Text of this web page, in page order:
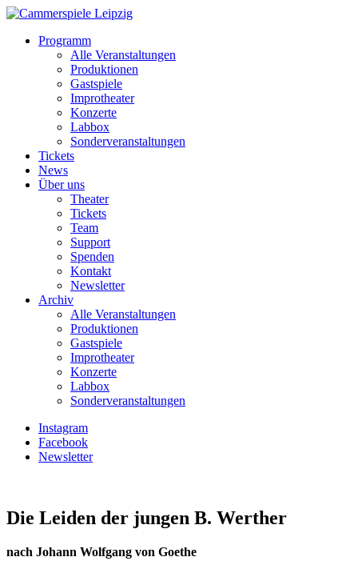
Programm
Alle Veranstaltungen
Produktionen
Gastspiele
Improtheater
Konzerte
Labbox
Sonderveranstaltungen
Tickets
News
Über uns
Theater
Tickets
Team
Support
Spenden
Kontakt
Newsletter
Archiv
Alle Veranstaltungen
Produktionen
Gastspiele
Improtheater
Konzerte
Labbox
Sonderveranstaltungen
Instagram
Facebook
Newsletter
Die Leiden der jungen B. Werther
nach Johann Wolfgang von Goethe